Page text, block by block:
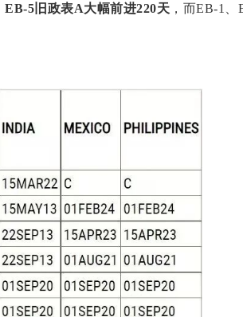
EB-5 旧政表A大幅前进220天 ，而EB-1、